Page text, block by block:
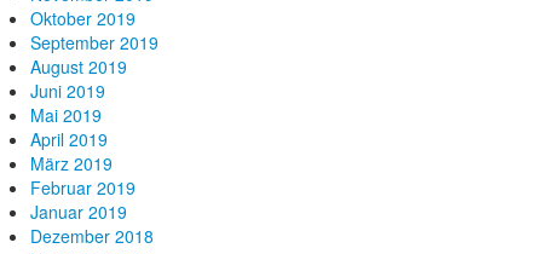
Oktober 2019
September 2019
August 2019
Juni 2019
Mai 2019
April 2019
März 2019
Februar 2019
Januar 2019
Dezember 2018